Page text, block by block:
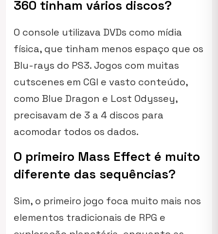
360 tinham vários discos?
O console utilizava DVDs como mídia
física, que tinham menos espaço que os
Blu-rays do PS3. Jogos com muitas
cutscenes em CGI e vasto conteúdo,
como Blue Dragon e Lost Odyssey,
precisavam de 3 a 4 discos para
acomodar todos os dados.
O primeiro Mass Effect é muito
diferente das sequências?
Sim, o primeiro jogo foca muito mais nos
elementos tradicionais de RPG e